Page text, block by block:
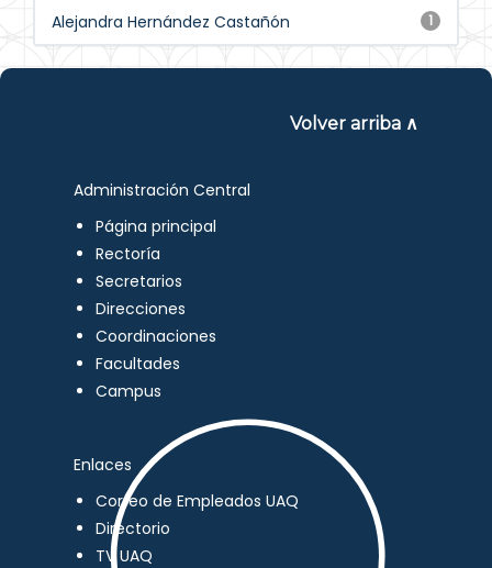
1
Alejandra Hernández Castañón
Volver arriba ∧
Administración Central
Página principal
Rectoría
Secretarios
Direcciones
Coordinaciones
Facultades
Campus
Enlaces
Correo de Empleados UAQ
Directorio
TV UAQ